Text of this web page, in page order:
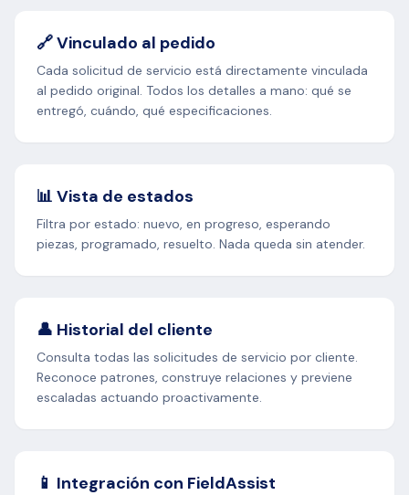
🔗 Vinculado al pedido
Cada solicitud de servicio está directamente vinculada
al pedido original. Todos los detalles a mano: qué se
entregó, cuándo, qué especificaciones.
📊 Vista de estados
Filtra por estado: nuevo, en progreso, esperando
piezas, programado, resuelto. Nada queda sin atender.
👤 Historial del cliente
Consulta todas las solicitudes de servicio por cliente.
Reconoce patrones, construye relaciones y previene
escaladas actuando proactivamente.
📱 Integración con FieldAssist